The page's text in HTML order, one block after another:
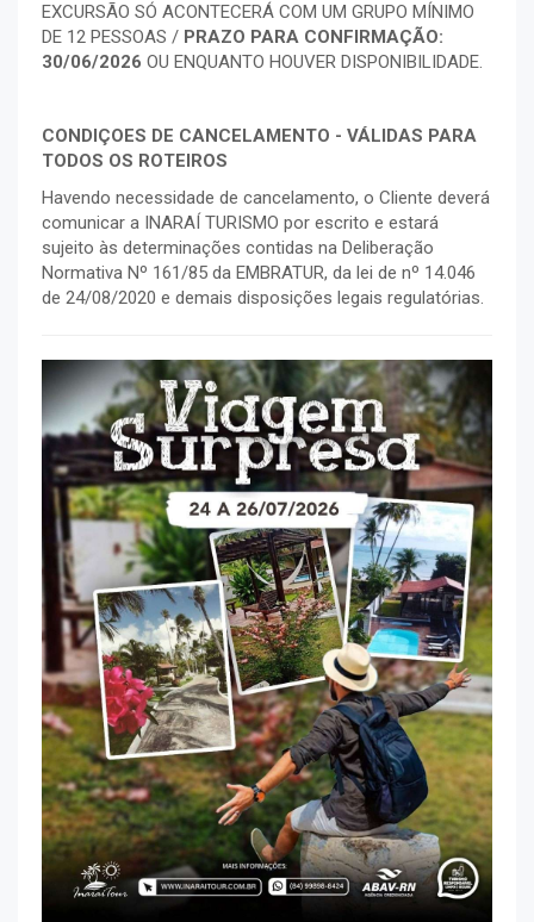
EXCURSÃO SÓ ACONTECERÁ COM UM GRUPO MÍNIMO
DE 12 PESSOAS / PRAZO PARA CONFIRMAÇÃO:
30/06/2026 OU ENQUANTO HOUVER DISPONIBILIDADE.
CONDIÇOES DE CANCELAMENTO - VÁLIDAS PARA
TODOS OS ROTEIROS
Havendo necessidade de cancelamento, o Cliente deverá
comunicar a INARAÍ TURISMO por escrito e estará
sujeito às determinações contidas na Deliberação
Normativa Nº 161/85 da EMBRATUR, da lei de nº 14.046
de 24/08/2020 e demais disposições legais regulatórias.